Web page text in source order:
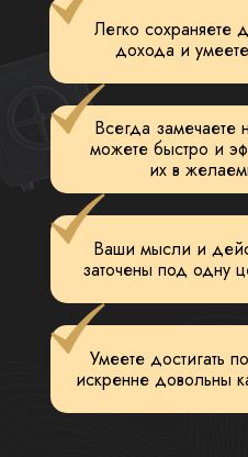
Легко сохраняете
дохода и
Всегда замечаете
можете быстро и
их в
Ваши мысли и
заточены под одну
Умеете достигать
искренне довольны